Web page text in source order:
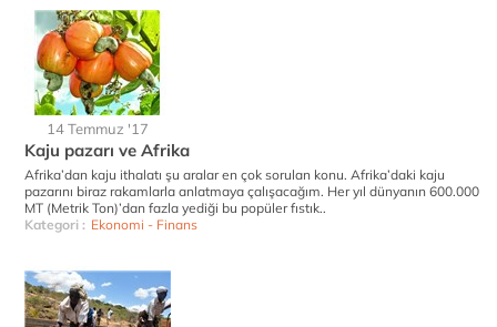
14 Temmuz '17
Kaju pazarı ve Afrika
Afrika’dan kaju ithalatı şu aralar en çok sorulan konu. Afrika’daki kaju
pazarını biraz rakamlarla anlatmaya çalışacağım. Her yıl dünyanın 600.000
MT (Metrik Ton)’dan fazla yediği bu popüler fıstık..
Kategori : Ekonomi - Finans